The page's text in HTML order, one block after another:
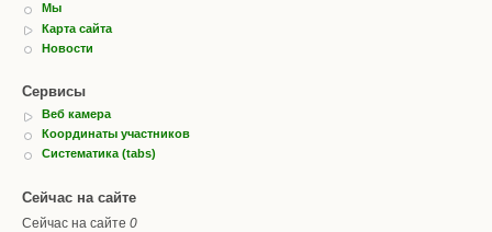
Мы
Карта сайта
Новости
Сервисы
Веб камера
Координаты участников
Систематика (tabs)
Сейчас на сайте
Сейчас на сайте 0